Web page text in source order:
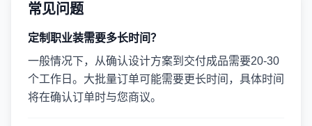
常见问题
定制职业装需要多长时间？
一般情况下，从确认设计方案到交付成品需要20-30
个工作日。大批量订单可能需要更长时间，具体时间
将在确认订单时与您商议。